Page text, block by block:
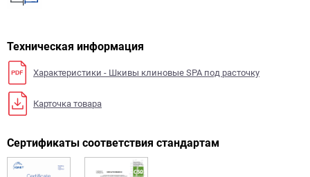
Техническая информация
Характеристики - Шкивы клиновые SPA под расточку
Карточка товара
Сертификаты соответствия стандартам